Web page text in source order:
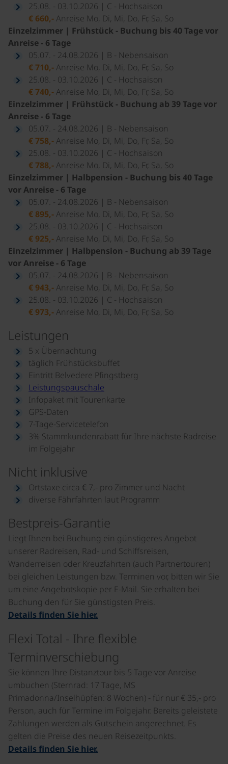
25.08. - 03.10.2026 | C - Hochsaison
€ 660,-Anreise Mo, Di, Mi, Do, Fr, Sa, So
Einzelzimmer | Frühstück - Buchung bis 40 Tage vor
Anreise - 6 Tage
05.07. - 24.08.2026 | B - Nebensaison
€ 710,-Anreise Mo, Di, Mi, Do, Fr, Sa, So
25.08. - 03.10.2026 | C - Hochsaison
€ 740,-Anreise Mo, Di, Mi, Do, Fr, Sa, So
Einzelzimmer | Frühstück - Buchung ab 39 Tage vor
Anreise - 6 Tage
05.07. - 24.08.2026 | B - Nebensaison
€ 758,-Anreise Mo, Di, Mi, Do, Fr, Sa, So
25.08. - 03.10.2026 | C - Hochsaison
€ 788,-Anreise Mo, Di, Mi, Do, Fr, Sa, So
Einzelzimmer | Halbpension - Buchung bis 40 Tage
vor Anreise - 6 Tage
05.07. - 24.08.2026 | B - Nebensaison
€ 895,-Anreise Mo, Di, Mi, Do, Fr, Sa, So
25.08. - 03.10.2026 | C - Hochsaison
€ 925,-Anreise Mo, Di, Mi, Do, Fr, Sa, So
Einzelzimmer | Halbpension - Buchung ab 39 Tage
vor Anreise - 6 Tage
05.07. - 24.08.2026 | B - Nebensaison
€ 943,-Anreise Mo, Di, Mi, Do, Fr, Sa, So
25.08. - 03.10.2026 | C - Hochsaison
€ 973,-Anreise Mo, Di, Mi, Do, Fr, Sa, So
Leistungen
5 x Übernachtung
täglich Frühstücksbuffet
Eintritt Belvedere Pfingstberg
Leistungspauschale
Infopaket mit Tourenkarte
GPS-Daten
7-Tage-Servicetelefon
3% Stammkundenrabatt für Ihre nächste Radreise
im Folgejahr
Nicht inklusive
Ortstaxe circa € 7,- pro Zimmer und Nacht
diverse Fährfahrten laut Programm
Bestpreis-Garantie
Liegt Ihnen bei Buchung ein günstigeres Angebot
unserer Radreisen, Rad- und Schiffsreisen,
Wanderreisen oder Kreuzfahrten (auch Partnertouren)
bei gleichen Leistungen bzw. Terminen vor, bitten wir Sie
um eine Angebotskopie per E-Mail. Sie erhalten bei
Buchung den für Sie günstigsten Preis.
Details finden Sie hier.
Flexi Total - Ihre flexible
Terminverschiebung
Sie können Ihre Distanztour bis 5 Tage vor Anreise
umbuchen (Sternrad: 17 Tage, MS
Primadonna/Inselhüpfen: 8 Wochen) - für nur € 35,- pro
Person, auch für Termine im Folgejahr. Bereits geleistete
Zahlungen werden als Gutschein angerechnet. Es
gelten die Preise des neuen Reisezeitpunkts.
Details finden Sie hier.